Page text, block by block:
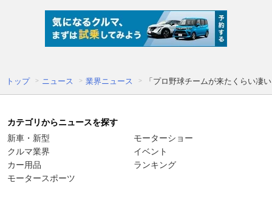
トップ ニュース 業界ニュース 「プロ野球チームが来たくらい凄
カテゴリからニュースを探す
新車・新型
クルマ業界
カー用品
モータースポーツ
モーターショー
イベント
ランキング